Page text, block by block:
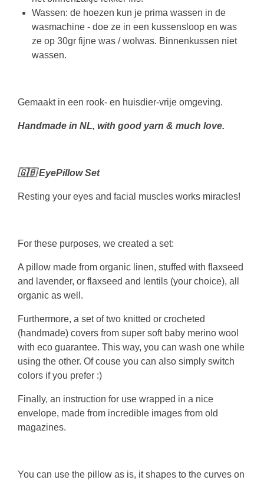
Wassen: de hoezen kun je prima wassen in de
wasmachine - doe ze in een kussensloop en was
ze op 30gr fijne was / wolwas. Binnenkussen niet
wassen.
Gemaakt in een rook- en huisdier-vrije omgeving.
Handmade in NL, with good yarn & much love.
🇬🇧 EyePillow Set
Resting your eyes and facial muscles works miracles!
For these purposes, we created a set:
A pillow made from organic linen, stuffed with flaxseed
and lavender, or flaxseed and lentils (your choice), all
organic as well.
Furthermore, a set of two knitted or crocheted
(handmade) covers from super soft baby merino wool
with eco guarantee. This way, you can wash one while
using the other. Of couse you can also simply switch
colors if you prefer :)
Finally, an instruction for use wrapped in a nice
envelope, made from incredible images from old
magazines.
You can use the pillow as is, it shapes to the curves on